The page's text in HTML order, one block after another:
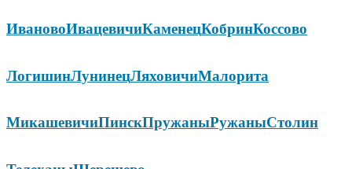
ИвановоИвацевичиКаменецКобринКоссово
ЛогишинЛунинецЛяховичиМалорита
МикашевичиПинскПружаныРужаныСтолин